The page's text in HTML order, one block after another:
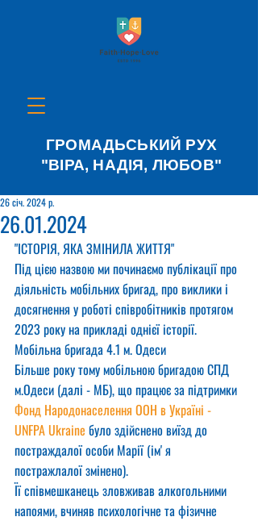
ГРОМАДЬСЬКИЙ РУХ
"ВІРА, НАДІЯ, ЛЮБОВ"
26.01.2024
26 січ. 2024 р.
"ІСТОРІЯ, ЯКА ЗМІНИЛА ЖИТТЯ"
Під цією назвою ми починаємо публікації про
діяльність мобільних бригад, про виклики і
досягнення у роботі співробітників протягом
2023 року на прикладі однієї історії.
Мобільна бригада 4.1 м. Одеси
Більше року тому мобільною бригадою СПД
м.Одеси (далі - МБ), що працює за підтримки
Фонд Народонаселення ООН в Україні -
UNFPA Ukraine було здійснено виїзд до
постраждалої особи Марії (імʼя
постражлалої змінено).
Її співмешканець зловживав алкогольними
напоями, вчиняв психологічне та фізичне